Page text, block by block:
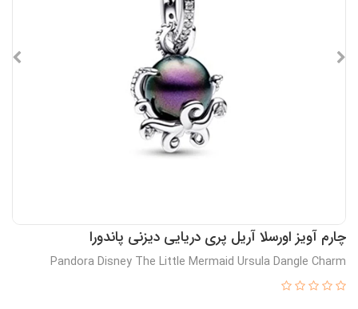
چارم آویز اورسلا آریل پری دریایی دیزنی پاندورا
Pandora Disney The Little Mermaid Ursula Dangle Charm